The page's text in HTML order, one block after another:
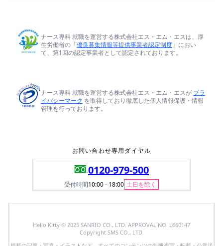
ナース専科 就職を運営する株式会社エス・エム・エスは、厚
生労働省の「優良募集情報等提供事業者認定制度 」におい
て、第1回の認定事業者として認定されております。
ナース専科 就職を運営する株式会社エス・エム・エスが プラ
イバシーマーク を取得しており徹底した個人情報保護・情報
管理を行っております。
お問い合わせ専用ダイヤル
0120-979-500
受付時間10:00 - 18:00 土日を除く
Hello Kitty © 2025 SANRIO CO., LTD. APPROVAL NO. L660147
Copyright SMS CO., LTD.